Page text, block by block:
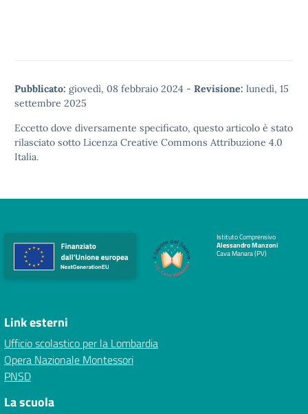
Pubblicato: giovedì, 08 febbraio 2024 - Revisione: lunedì, 15
settembre 2025
Eccetto dove diversamente specificato, questo articolo è stato
rilasciato sotto Licenza Creative Commons Attribuzione 4.0
Italia.
Istituto Comprensivo
Alessandro Manzoni
Cava Manara (PV)
Link esterni
Ufficio scolastico per la Lombardia
Opera Nazionale Montessori
PNSD
La scuola